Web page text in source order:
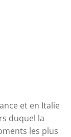
et en Italie
duquel la
les plus